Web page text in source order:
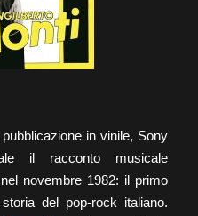
in vinile, Sony
il racconto musicale
novembre 1982: il primo
del pop-rock italiano.